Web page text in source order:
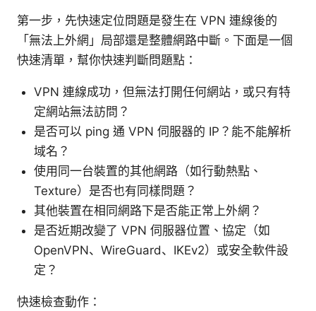
第一步，先快速定位問題是發生在 VPN 連線後的
「無法上外網」局部還是整體網路中斷。下面是一個
快速清單，幫你快速判斷問題點：
VPN 連線成功，但無法打開任何網站，或只有特
定網站無法訪問？
是否可以 ping 通 VPN 伺服器的 IP？能不能解析
域名？
使用同一台裝置的其他網路（如行動熱點、
Texture）是否也有同樣問題？
其他裝置在相同網路下是否能正常上外網？
是否近期改變了 VPN 伺服器位置、協定（如
OpenVPN、WireGuard、IKEv2）或安全軟件設
定？
快速檢查動作：